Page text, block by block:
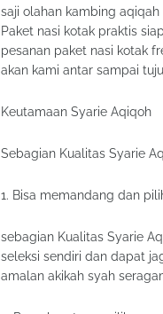
saji olahan kambing
Paket nasi kotak praktis
pesanan paket nasi kotak
akan kami antar sampai
Keutamaan Syarie Aqiqoh
Sebagian Kualitas Syarie
1. Bisa memandang dan
sebagian Kualitas Syarie
seleksi sendiri dan dapat
amalan akikah syah